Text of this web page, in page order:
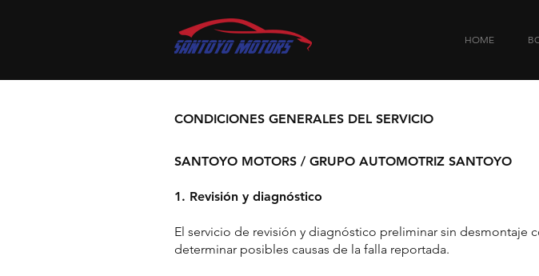
HOME
CONDICIONES GENERALES DEL SERVICIO
SANTOYO MOTORS / GRUPO AUTOMOTRIZ SANTOYO
1. Revisión y diagnóstico
El servicio de revisión y diagnóstico preliminar sin
determinar posibles causas de la falla reportada.